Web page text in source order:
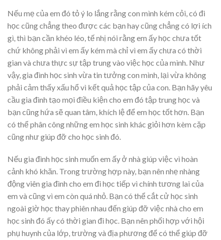
Nếu mẹ của em đó tỏ ý lo lắng rằng con mình kém cỏi, có đi
học cũng chẳng theo được các bạn hay cũng chẳng có lợi ích
gì, thì bạn cần khéo léo, tế nhị nói rằng em ấy học chưa tốt
chứ không phải vì em ấy kém mà chỉ vì em ấy chưa có thời
gian và chưa thực sự tập trung vào việc học của mình. Như
vậy, gia đình học sinh vừa tin tưởng con mình, lại vừa không
phải cảm thấy xấu hổ vì kết quả học tập của con. Bạn hãy yêu
cầu gia đình tạo mọi điều kiện cho em đó tập trung học và
bạn cũng hứa sẽ quan tâm, khích lệ để em học tốt hơn. Bạn
có thể phân công những em học sinh khác giỏi hơn kèm cặp
cũng như giúp đỡ cho học sinh đó.
Nếu gia đình học sinh muốn em ấy ở nhà giúp việc vì hoàn
cảnh khó khăn. Trong trường hợp này, bạn nên nhẹ nhàng
động viên gia đình cho em đi học tiếp vì chính tương lai của
em và cũng vì em còn quá nhỏ. Bạn có thể cắt cử học sinh
ngoài giờ học thay phiên nhau đến giúp đỡ việc nhà cho em
học sinh đó ấy có thời gian đi học. Bạn nên phối hợp với hội
phụ huynh của lớp, trường và địa phương để có thể giúp đỡ